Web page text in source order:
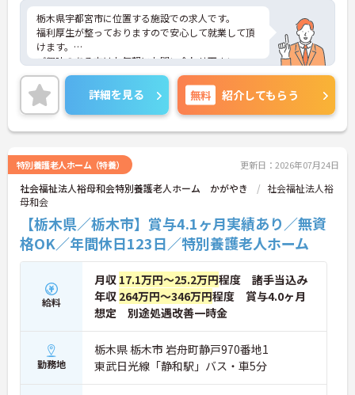
栃木県宇都宮市に位置する施設での求人です。
福利厚生が整っておりますので安心して就業して頂
けます。
ご興味のある方はお気軽にお問い合わせ下さい。
詳細を見る 無料 紹介してもらう
特別養護老人ホーム（特養） 更新日：2026年07月24日
社会福祉法人裕母和会特別養護老人ホーム かがやき
社会福祉法人裕
母和会
【栃木県／栃木市】賞与4.1ヶ月実績あり／無資
格OK／年間休日123日／特別養護老人ホーム
給料
月収 17.1万円～25.2万円程度 諸手当込み
年収 264万円～346万円程度 賞与4.0ヶ月
想定 別途処遇改善一時金
勤務地
栃木県 栃木市 岩舟町静戸970番地1
東武日光線「静和駅」バス・車5分